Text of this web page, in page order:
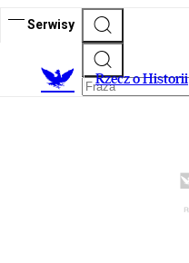
Serwisy
Rzecz o Historii